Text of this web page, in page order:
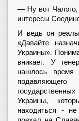
— Ну вот Чалого,
интересы
И ведь он
«Давайте
Украины».
вникает. У
нашлось время
Украины,
находиться -